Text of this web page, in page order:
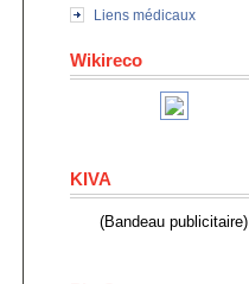
Liens médicaux
Wikireco
KIVA
(Bandeau publicitaire)